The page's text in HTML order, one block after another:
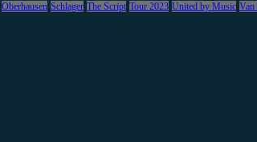
Oberhausen Schlager The Script Tour 2023 United by Music Van